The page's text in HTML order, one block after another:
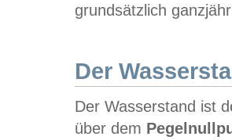
grundsätzlich
Der
Der Wasserstand ist
über dem